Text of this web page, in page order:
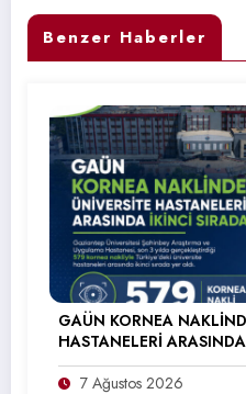
Benzer Haberler
GAÜN KORNEA
HASTANELERİ
7 Ağustos 2026